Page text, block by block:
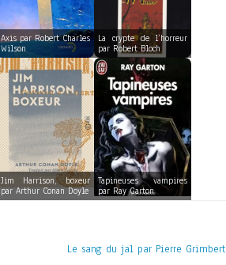
Axis par Robert Charles
Wilson
La crypte de l’horreur
par Robert Bloch
Jim Harrison, boxeur
par Arthur Conan Doyle
Tapineuses vampires
par Ray Garton
Le sang du jal par Pierre Grimbert